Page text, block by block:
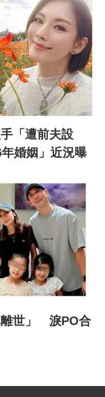
「遭前夫設
婚姻」近況曝
離世」 淚PO合